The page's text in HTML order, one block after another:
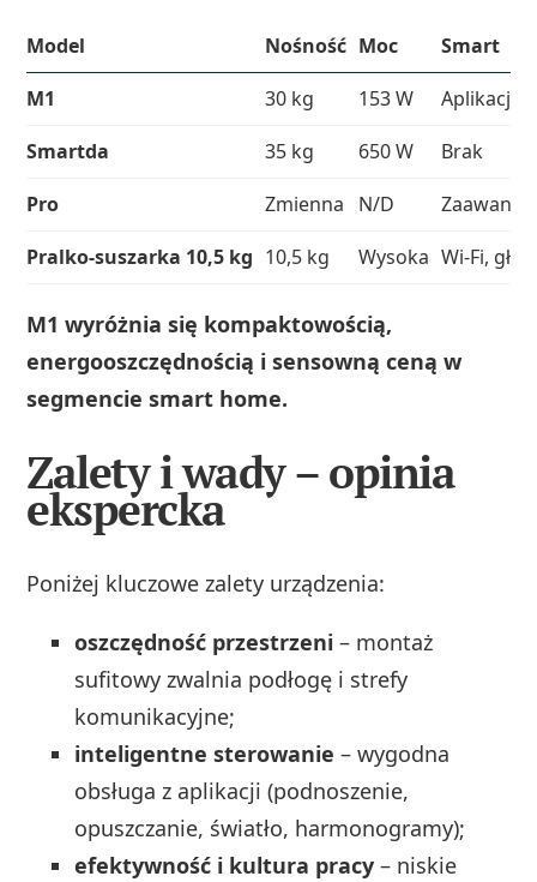
Model Nośność Moc
Smart
M1
30 kg 153 W
Aplikacja
Smartda
35 kg 650 W
Brak
Pro
Zmienna N/D
Pralko‑suszarka 10,5 kg 10,5 kg Wysoka Wi‑Fi, głos
M1 wyróżnia się kompaktowością,
energooszczędnością i sensowną ceną w
segmencie smart home.
Zalety i wady – opinia
ekspercka
Poniżej kluczowe zalety urządzenia:
oszczędność przestrzeni – montaż
sufitowy zwalnia podłogę i strefy
komunikacyjne;
inteligentne sterowanie – wygodna
obsługa z aplikacji (podnoszenie,
opuszczanie, światło, harmonogramy);
efektywność i kultura pracy – niskie